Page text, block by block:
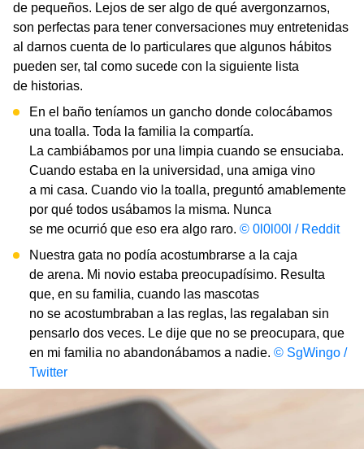
de pequeños. Lejos de ser algo de qué avergonzarnos,
son perfectas para tener conversaciones muy entretenidas
al darnos cuenta de lo particulares que algunos hábitos
pueden ser, tal como sucede con la siguiente lista
de historias.
En el baño teníamos un gancho donde colocábamos
una toalla. Toda la familia la compartía.
La cambiábamos por una limpia cuando se ensuciaba.
Cuando estaba en la universidad, una amiga vino
a mi casa. Cuando vio la toalla, preguntó amablemente
por qué todos usábamos la misma. Nunca
se me ocurrió que eso era algo raro. © 0l0l00l / Reddit
Nuestra gata no podía acostumbrarse a la caja
de arena. Mi novio estaba preocupadísimo. Resulta
que, en su familia, cuando las mascotas
no se acostumbraban a las reglas, las regalaban sin
pensarlo dos veces. Le dije que no se preocupara, que
en mi familia no abandonábamos a nadie. © SgWingo /
Twitter